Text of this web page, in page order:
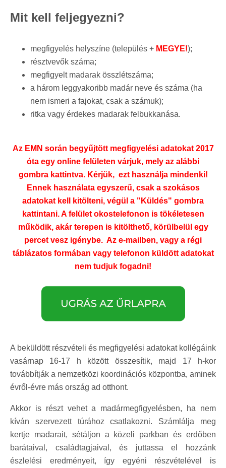
Mit kell feljegyezni?
megfigyelés helyszíne (település + MEGYE!);
résztvevők száma;
megfigyelt madarak összlétszáma;
a három leggyakoribb madár neve és száma (ha
nem ismeri a fajokat, csak a számuk);
ritka vagy érdekes madarak felbukkanása.
Az EMN során begyűjtött megfigyelési adatokat 2017
óta egy online felületen várjuk, mely az alábbi
gombra kattintva. Kérjük, ezt használja mindenki!
Ennek használata egyszerű, csak a szokásos
adatokat kell kitölteni, végül a "Küldés" gombra
kattintani. A felület okostelefonon is tökéletesen
működik, akár terepen is kitölthető, körülbelül egy
percet vesz igénybe. Az e-mailben, vagy a régi
táblázatos formában vagy telefonon küldött adatokat
nem tudjuk fogadni!
A beküldött részvételi és megfigyelési adatokat kollégáink
vasárnap 16-17 h között összesítik, majd 17 h-kor
továbbítják a nemzetközi koordinációs központba, aminek
évről-évre más ország ad otthont.
Akkor is részt vehet a madármegfigyelésben, ha nem
kíván szervezett túrához csatlakozni. Számlálja meg
kertje madarait, sétáljon a közeli parkban és erdőben
barátaival, családtagjaival, és juttassa el hozzánk
észlelési eredményeit, így egyéni részvételével is